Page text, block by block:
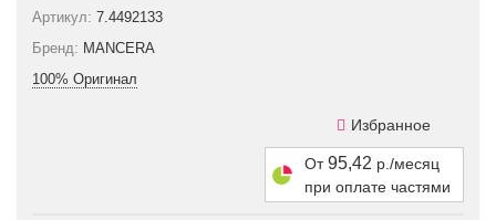
Артикул: 7.4492133
Бренд: MANCERA
100% Оригинал
Избранное
От95,42 р./месяц
при оплате частями